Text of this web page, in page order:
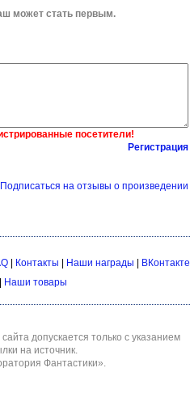
может стать первым.
посетители!
Регистрация
Подписаться на отзывы о произведении
| Контакты | Наши награды | ВКонтакте
| Наши товары
допускается только с указанием
на источник.
Фантастики»